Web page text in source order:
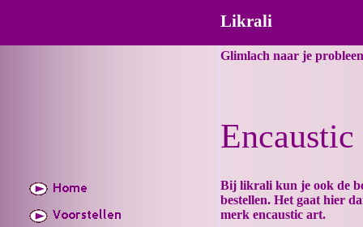
Glimlach naar je
Likrali
Bij likrali kun je ook de
bestellen. Het gaat hier
merk encaustic art.